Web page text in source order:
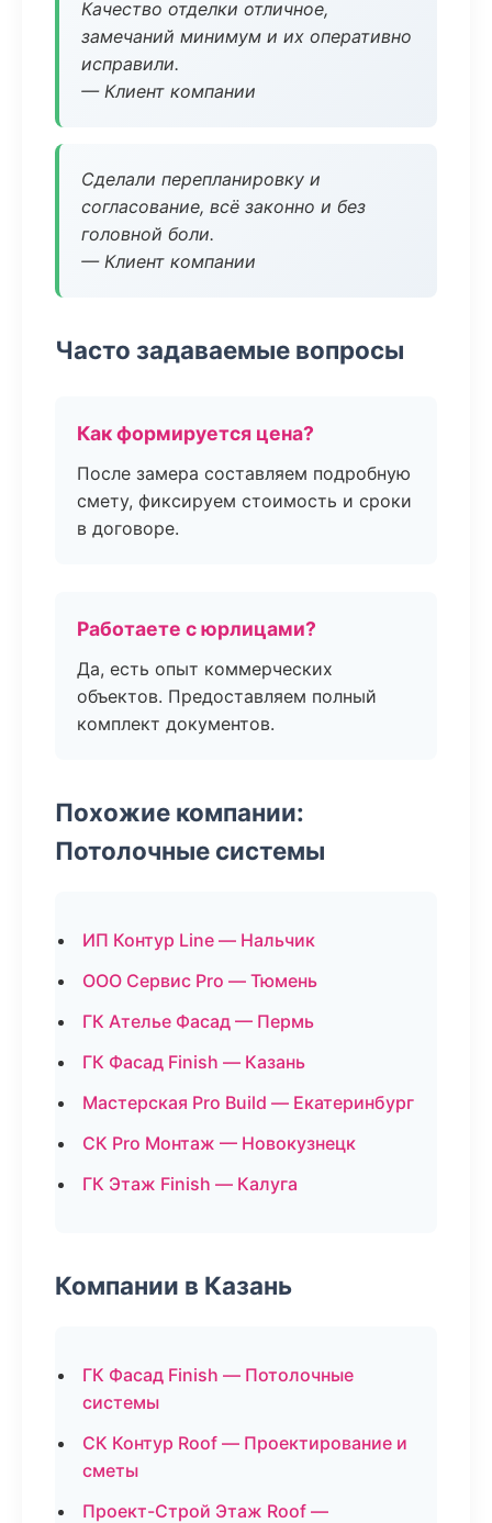
Качество отделки отличное,
замечаний минимум и их оперативно
исправили.
— Клиент компании
Сделали перепланировку и
согласование, всё законно и без
головной боли.
— Клиент компании
Часто задаваемые вопросы
Как формируется цена?
После замера составляем подробную
смету, фиксируем стоимость и сроки
в договоре.
Работаете с юрлицами?
Да, есть опыт коммерческих
объектов. Предоставляем полный
комплект документов.
Похожие компании:
Потолочные системы
ИП Контур Line — Нальчик
ООО Сервис Pro — Тюмень
ГК Ателье Фасад — Пермь
ГК Фасад Finish — Казань
Мастерская Pro Build — Екатеринбург
СК Pro Монтаж — Новокузнецк
ГК Этаж Finish — Калуга
Компании в Казань
ГК Фасад Finish — Потолочные
системы
СК Контур Roof — Проектирование и
сметы
Проект-Строй Этаж Roof —